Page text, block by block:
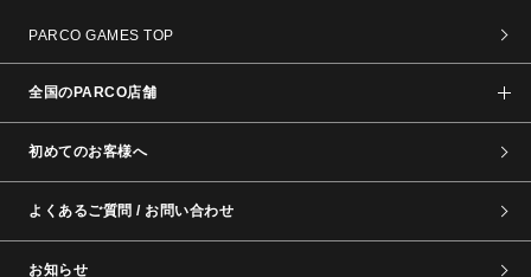
PARCO GAMES TOP
全国のPARCO店舗
初めてのお客様へ
よくあるご質問 / お問い合わせ
お知らせ